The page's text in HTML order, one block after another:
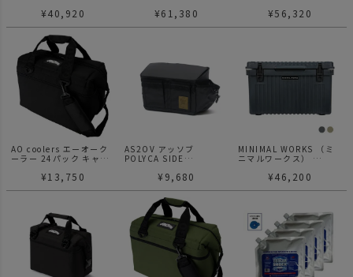
¥40,920 ¥61,380 ¥56,320
AO coolers エーオーク
ーラー 24パック キャン
¥13,750
AS2OV アッソブ
POLYCA SIDE
テナ BLACK
¥ 9,680
MINIMAL WORKS （ミ
ニマルワークス）
45QT クーラーボックス
¥46,200